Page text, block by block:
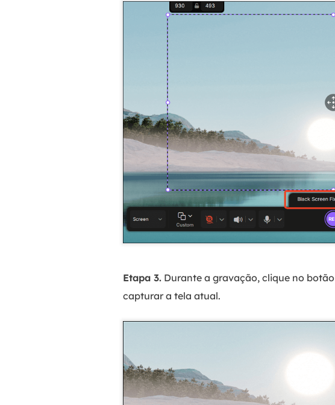
Etapa 3. Durante a gravação, clique no botão
capturar a tela atual.